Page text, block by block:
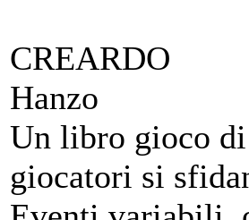
CREARDO
Hanzo
Un libro gioco di
giocatori si